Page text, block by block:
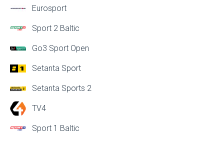
Eurosport
Sport 2 Baltic
Go3 Sport Open
Setanta Sport
Setanta Sports 2
TV4
Sport 1 Baltic